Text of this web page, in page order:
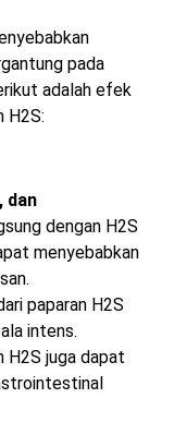
pada
adalah efek
H2S:
dan
dengan H2S
menyebabkan
paparan H2S
intens.
H2S juga dapat